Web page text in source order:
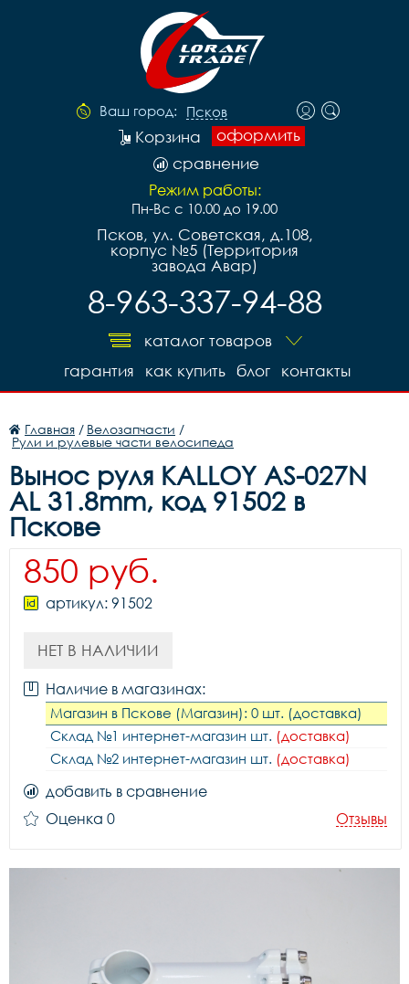
Ваш город: Псков
оформить
Корзина
сравнение
Режим работы:
Пн-Вс с 10.00 до 19.00
Псков, ул. Советская, д.108,
корпус №5 (Территория
завода Авар)
8-963-337-94-88
каталог товаров
контакты
блог
как купить
гарантия
Главная / Велозапчасти /
Рули и рулевые части велосипеда
Вынос руля KALLOY AS-027N
AL 31.8mm, код 91502 в
Пскове
850 руб.
артикул: 91502
НЕТ В НАЛИЧИИ
Наличие в магазинах:
Магазин в Пскове (Магазин): 0 шт. (доставка)
Склад №1 интернет-магазин шт. (доставка)
Склад №2 интернет-магазин шт. (доставка)
добавить в сравнение
Оценка 0
Отзывы